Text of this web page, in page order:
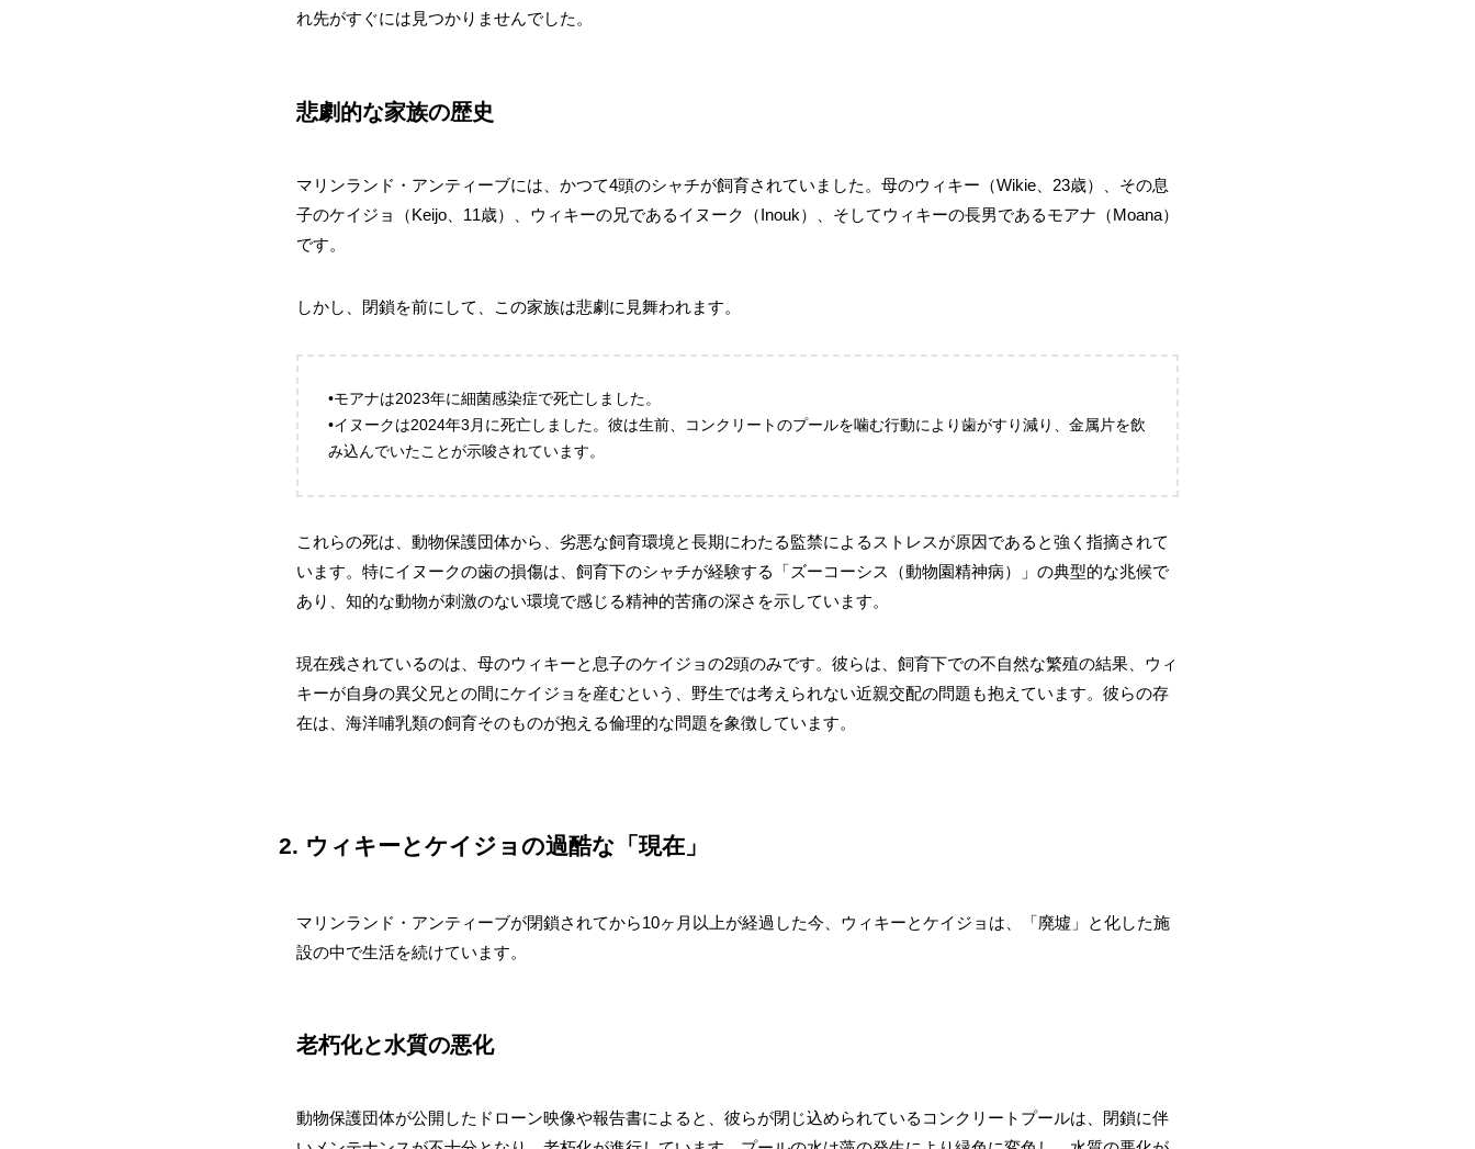
れ先がすぐには見つかりませんでした。
悲劇的な家族の歴史
マリンランド・アンティーブには、かつて4頭のシャチが飼育されていました。母のウィキー（Wikie、23歳）、その息
子のケイジョ（Keijo、11歳）、ウィキーの兄であるイヌーク（Inouk）、そしてウィキーの長男であるモアナ（Moana）
です。
しかし、閉鎖を前にして、この家族は悲劇に見舞われます。
•モアナは2023年に細菌感染症で死亡しました。
•イヌークは2024年3月に死亡しました。彼は生前、コンクリートのプールを噛む行動により歯がすり減り、金属片を飲
み込んでいたことが示唆されています。
これらの死は、動物保護団体から、劣悪な飼育環境と長期にわたる監禁によるストレスが原因であると強く指摘されて
います。特にイヌークの歯の損傷は、飼育下のシャチが経験する「ズーコーシス（動物園精神病）」の典型的な兆候で
あり、知的な動物が刺激のない環境で感じる精神的苦痛の深さを示しています。
現在残されているのは、母のウィキーと息子のケイジョの2頭のみです。彼らは、飼育下での不自然な繁殖の結果、ウィ
キーが自身の異父兄との間にケイジョを産むという、野生では考えられない近親交配の問題も抱えています。彼らの存
在は、海洋哺乳類の飼育そのものが抱える倫理的な問題を象徴しています。
2. ウィキーとケイジョの過酷な「現在」
マリンランド・アンティーブが閉鎖されてから10ヶ月以上が経過した今、ウィキーとケイジョは、「廃墟」と化した施
設の中で生活を続けています。
老朽化と水質の悪化
動物保護団体が公開したドローン映像や報告書によると、彼らが閉じ込められているコンクリートプールは、閉鎖に伴